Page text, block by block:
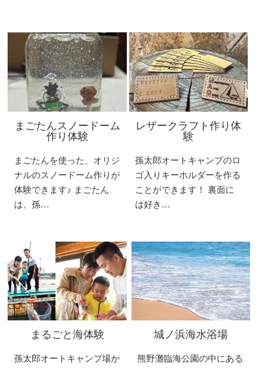
まごたんスノードーム
作り体験
まごたんを使った、オリジ
ナルのスノードーム作りが
体験できます♪ まごたん
は、孫…
レザークラフト作り体
験
孫太郎オートキャンプのロ
ゴ入りキーホルダーを作る
ことができます！ 裏面に
は好き…
まるごと海体験
孫太郎オートキャンプ場か
城ノ浜海水浴場
熊野灘臨海公園の中にある